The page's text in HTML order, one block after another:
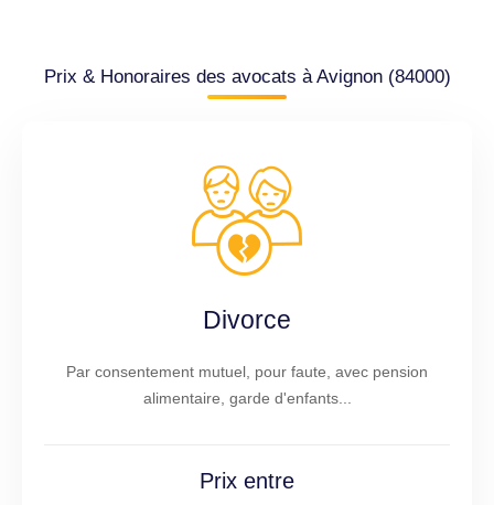
Prix & Honoraires des avocats à Avignon (84000)
Divorce
Par consentement mutuel, pour faute, avec pension
alimentaire, garde d'enfants...
Prix entre